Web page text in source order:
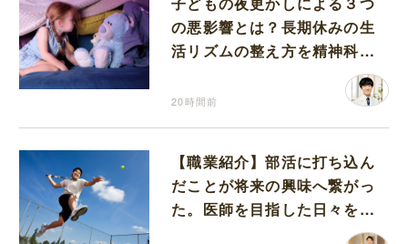
の悪影響とは？長期休みの生
活リズムの整え方を精神科医
20時間前
【職業紹介】部活に打ち込ん
だことが将来の興味へ繋がっ
た。医師を目指した日々を振